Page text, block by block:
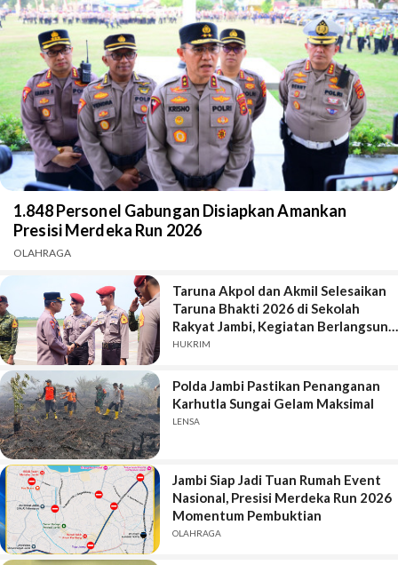
1.848 Personel Gabungan Disiapkan Amankan
Presisi Merdeka Run 2026
OLAHRAGA
Taruna Akpol dan Akmil Selesaikan
Taruna Bhakti 2026 di Sekolah
Rakyat Jambi, Kegiatan Berlangsung
Aman dan Lancar
HUKRIM
Polda Jambi Pastikan Penanganan
Karhutla Sungai Gelam Maksimal
LENSA
Jambi Siap Jadi Tuan Rumah Event
Nasional, Presisi Merdeka Run 2026
Momentum Pembuktian
OLAHRAGA